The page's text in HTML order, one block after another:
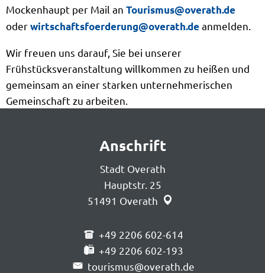
Mockenhaupt per Mail an Tourismus@overath.de
oderwirtschaftsfoerderung@overath.deanmelden.
Wir freuen uns darauf, Sie bei unserer
Frühstücksveranstaltung willkommen zu heißen und
gemeinsam an einer starken unternehmerischen
Gemeinschaft zu arbeiten.
Anschrift
Stadt Overath
Hauptstr. 25
51491 Overath
+49 2206 602-614
+49 2206 602-193
tourismus@overath.de